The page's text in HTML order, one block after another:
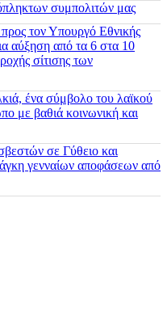
συμπολιτών μας
προς τον Υπουργό Εθνικής
αύξηση από τα 6 στα 10
σίτισης των
ένα σύμβολο του λαϊκού
με βαθιά κοινωνική και
σε Γύθειο και
γενναίων αποφάσεων από